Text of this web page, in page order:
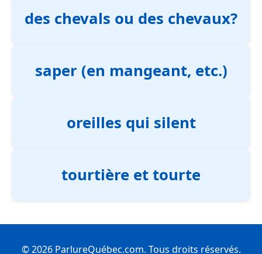
des chevals ou des chevaux?
saper (en mangeant, etc.)
oreilles qui silent
tourtière et tourte
© 2026 ParlureQuébec.com. Tous droits réservés.